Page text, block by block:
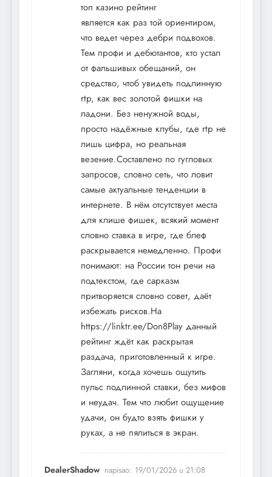
топ казино рейтинг
является как раз той ориентиром,
что ведет через дебри подвохов.
Тем профи и дебютантов, кто устал
от фальшивых обещаний, он
средство, чтоб увидеть подлинную
rtp, как вес золотой фишки на
ладони. Без ненужной воды,
просто надёжные клубы, где rtp не
лишь цифра, но реальная
везение.Составлено по гугловых
запросов, словно сеть, что ловит
самые актуальные тенденции в
интернете. В нём отсутствует места
для клише фишек, всякий момент
словно ставка в игре, где блеф
раскрывается немедленно. Профи
понимают: на России тон речи на
подтекстом, где сарказм
притворяется словно совет, даёт
избежать рисков.На
https://linktr.ee/Don8Play данный
рейтинг ждёт как раскрытая
раздача, приготовленный к игре.
Загляни, когда хочешь ощутить
пульс подлинной ставки, без мифов
и неудач. Тем что любит ощущение
удачи, он будто взять фишки у
руках, а не пялиться в экран.
DealerShadow napisao: 19/01/2026 u 21:08